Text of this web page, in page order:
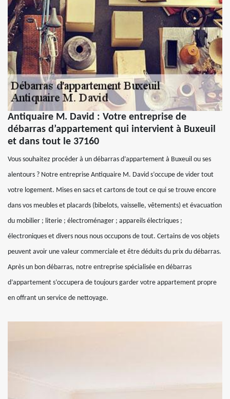
Antiquaire M. David : Votre entreprise de
débarras d’appartement qui intervient à Buxeuil
et dans tout le 37160
Vous souhaitez procéder à un débarras d’appartement à Buxeuil ou ses
alentours ? Notre entreprise Antiquaire M. David s’occupe de vider tout
votre logement. Mises en sacs et cartons de tout ce qui se trouve encore
dans vos meubles et placards (bibelots, vaisselle, vêtements) et évacuation
du mobilier ; literie ; électroménager ; appareils électriques ;
électroniques et divers nous nous occupons de tout. Certains de vos objets
peuvent avoir une valeur commerciale et être déduits du prix du débarras.
Après un bon débarras, notre entreprise spécialisée en débarras
d’appartement s’occupera de toujours garder votre appartement propre
en offrant un service de nettoyage.